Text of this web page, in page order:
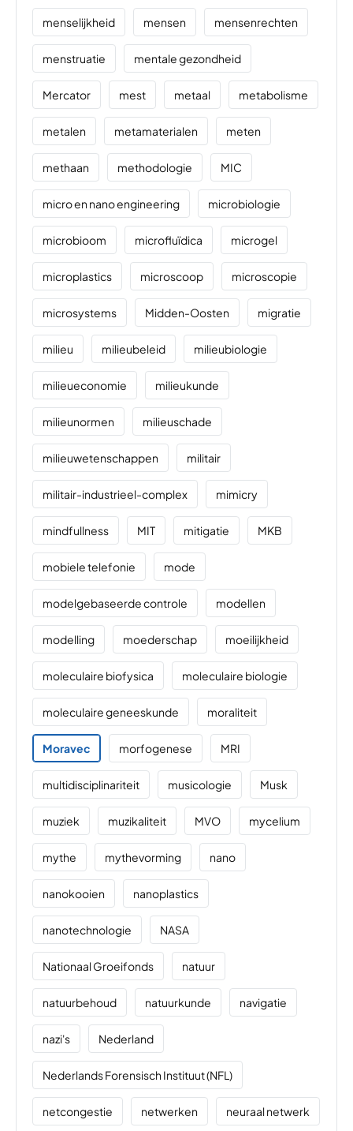
menselijkheid mensen mensenrechten
menstruatie mentale gezondheid
Mercator mest metaal metabolisme
metalen metamaterialen meten
methaan methodologie MIC
micro en nano engineering microbiologie
microbioom microfluïdica microgel
microplastics microscoop microscopie
microsystems Midden-Oosten migratie
milieu milieubeleid milieubiologie
milieueconomie milieukunde
milieunormen milieuschade
milieuwetenschappen militair
militair-industrieel-complex mimicry
mindfullness MIT mitigatie MKB
mobiele telefonie mode
modelgebaseerde controle modellen
modelling moederschap moeilijkheid
moleculaire biofysica moleculaire biologie
moleculaire geneeskunde moraliteit
Moravec morfogenese MRI
multidisciplinariteit musicologie Musk
muziek muzikaliteit MVO mycelium
mythe mythevorming nano
nanokooien nanoplastics
nanotechnologie NASA
Nationaal Groeifonds natuur
natuurbehoud natuurkunde navigatie
nazi's Nederland
Nederlands Forensisch Instituut (NFL)
netcongestie netwerken neuraal netwerk